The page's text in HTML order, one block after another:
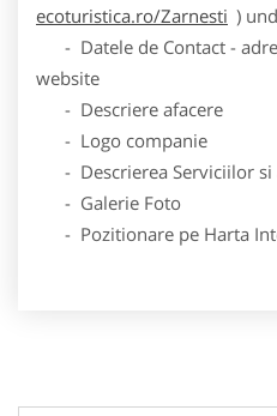
ecoturistica.ro/Zarnesti )
- Datele de Contact -
website
- Descriere afacere
- Logo companie
- Descrierea Serviciilor si
- Galerie Foto
- Pozitionare pe Harta